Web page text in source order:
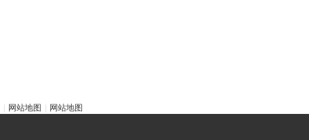
网站地图 网站地图